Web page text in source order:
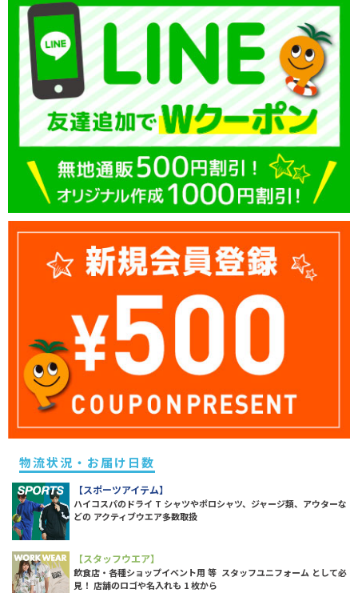
物流状況・お届け日数
【スポーツアイテム】
ハイコスパのドライ T シャツやポロシャツ、ジャージ類、アウターな
どの アクティブウエア多数取扱
【スタッフウエア】
飲食店・各種ショップイベント用 等 スタッフユニフォーム として必
見！ 店舗のロゴや名入れも 1 枚から